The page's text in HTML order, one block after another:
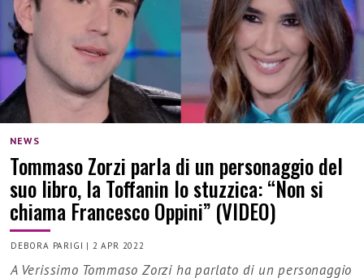
NEWS
Tommaso Zorzi parla di un personaggio del
suo libro, la Toffanin lo stuzzica: “Non si
chiama Francesco Oppini” (VIDEO)
DEBORA PARIGI | 2 APR 2022
A Verissimo Tommaso Zorzi ha parlato di un personaggio